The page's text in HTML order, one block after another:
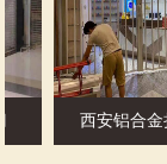
西安铝合金折